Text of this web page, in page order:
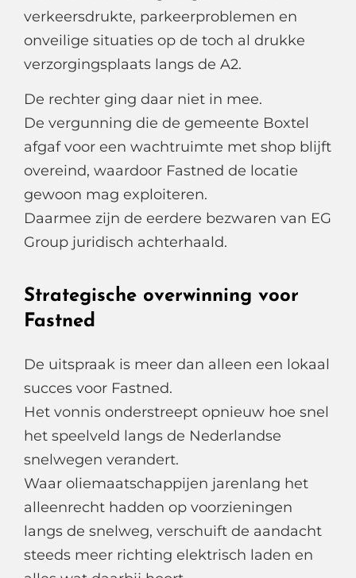
verkeersdrukte, parkeerproblemen en
onveilige situaties op de toch al drukke
verzorgingsplaats langs de A2.
De rechter ging daar niet in mee.
De vergunning die de gemeente Boxtel
afgaf voor een wachtruimte met shop blijft
overeind, waardoor Fastned de locatie
gewoon mag exploiteren.
Daarmee zijn de eerdere bezwaren van EG
Group juridisch achterhaald.
Strategische overwinning voor
Fastned
De uitspraak is meer dan alleen een lokaal
succes voor Fastned.
Het vonnis onderstreept opnieuw hoe snel
het speelveld langs de Nederlandse
snelwegen verandert.
Waar oliemaatschappijen jarenlang het
alleenrecht hadden op voorzieningen
langs de snelweg, verschuift de aandacht
steeds meer richting elektrisch laden en